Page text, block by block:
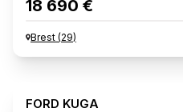
18 690 €
Brest (29)
FORD KUGA